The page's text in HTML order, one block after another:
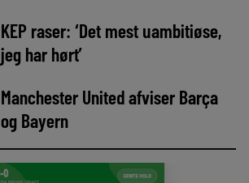
KEP raser: ‘Det mest uambitiøse,
jeg har hørt’
Manchester United afviser Barça
og Bayern